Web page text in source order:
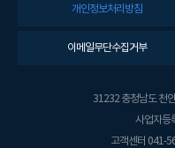
개인정보처리방침
이메일무단수집거부
31232 충청남도 천
사업자등
고객센터 041-